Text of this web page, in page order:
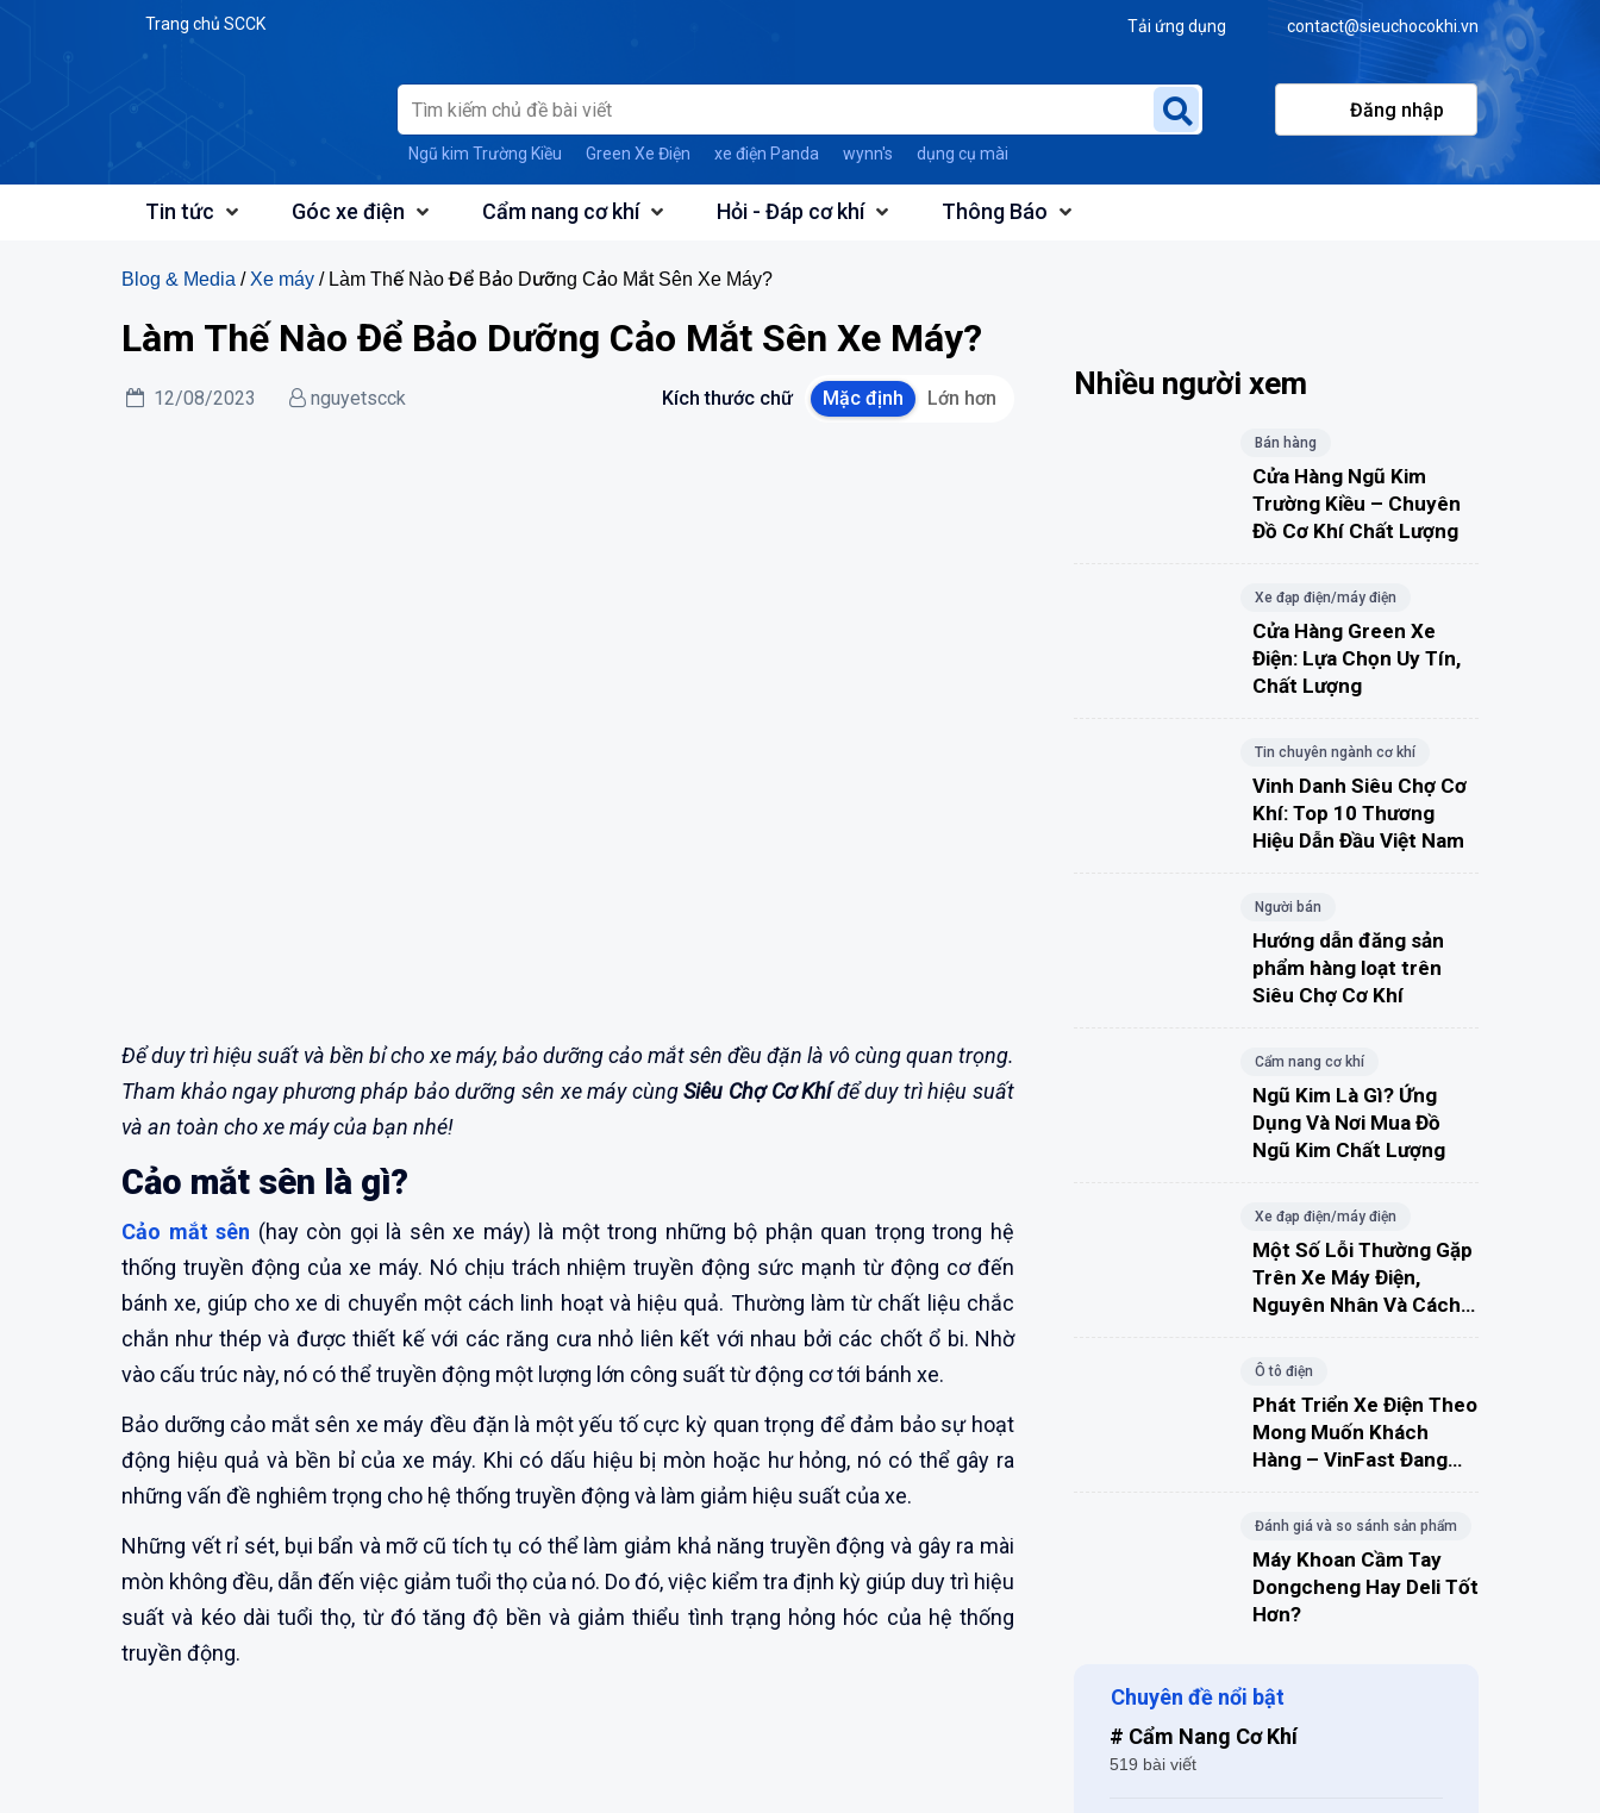
Trang chủ SCCK Tải ứng dụng contact@sieuchocokhi.vn
Ngũ kim Trường Kiều Green Xe Điện xe điện Panda wynn's dụng cụ mài
Đăng nhập
Tin tức Góc xe điện Cẩm nang cơ khí Hỏi - Đáp cơ khí Thông Báo
Blog & Media /Xe máy / Làm Thế Nào Để Bảo Dưỡng Cảo Mắt Sên Xe Máy?
Làm Thế Nào Để Bảo Dưỡng Cảo Mắt Sên Xe Máy?
12/08/2023 nguyetscck Kích thước chữ Mặc định Lớn hơn
Để duy trì hiệu suất và bền bỉ cho xe máy, bảo dưỡng cảo mắt sên đều đặn là vô cùng quan trọng.
Tham khảo ngay phương pháp bảo dưỡng sên xe máy cùngSiêu Chợ Cơ Khíđể duy trì hiệu suất
và an toàn cho xe máy của bạn nhé!
Cảo mắt sên là gì?
Cảo mắt sên (hay còn gọi là sên xe máy) là một trong những bộ phận quan trọng trong hệ
thống truyền động của xe máy. Nó chịu trách nhiệm truyền động sức mạnh từ động cơ đến
bánh xe, giúp cho xe di chuyển một cách linh hoạt và hiệu quả. Thường làm từ chất liệu chắc
chắn như thép và được thiết kế với các răng cưa nhỏ liên kết với nhau bởi các chốt ổ bi. Nhờ
vào cấu trúc này, nó có thể truyền động một lượng lớn công suất từ động cơ tới bánh xe.
Bảo dưỡng cảo mắt sên xe máy đều đặn là một yếu tố cực kỳ quan trọng để đảm bảo sự hoạt
động hiệu quả và bền bỉ của xe máy. Khi có dấu hiệu bị mòn hoặc hư hỏng, nó có thể gây ra
những vấn đề nghiêm trọng cho hệ thống truyền động và làm giảm hiệu suất của xe.
Những vết rỉ sét, bụi bẩn và mỡ cũ tích tụ có thể làm giảm khả năng truyền động và gây ra mài
mòn không đều, dẫn đến việc giảm tuổi thọ của nó. Do đó, việc kiểm tra định kỳ giúp duy trì hiệu
suất và kéo dài tuổi thọ, từ đó tăng độ bền và giảm thiểu tình trạng hỏng hóc của hệ thống
truyền động.
Nhiều người xem
Bán hàng
Cửa Hàng Ngũ Kim
Trường Kiều – Chuyên
Đồ Cơ Khí Chất Lượng
Xe đạp điện/máy điện
Cửa Hàng Green Xe
Điện: Lựa Chọn Uy Tín,
Chất Lượng
Tin chuyên ngành cơ khí
Vinh Danh Siêu Chợ Cơ
Khí: Top 10 Thương
Hiệu Dẫn Đầu Việt Nam
Người bán
Hướng dẫn đăng sản
phẩm hàng loạt trên
Siêu Chợ Cơ Khí
Cẩm nang cơ khí
Ngũ Kim Là Gì? Ứng
Dụng Và Nơi Mua Đồ
Ngũ Kim Chất Lượng
Xe đạp điện/máy điện
Một Số Lỗi Thường Gặp
Trên Xe Máy Điện,
Nguyên Nhân Và Cách
Ô tô điện
Phát Triển Xe Điện Theo
Mong Muốn Khách
Hàng – VinFast Đang
Đánh giá và so sánh sản phẩm
Máy Khoan Cầm Tay
Dongcheng Hay Deli Tốt
Hơn?
Chuyên đề nổi bật
# Cẩm Nang Cơ Khí
519 bài viết